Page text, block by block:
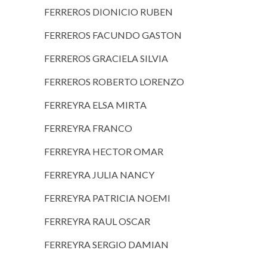
FERREROS DIONICIO RUBEN
FERREROS FACUNDO GASTON
FERREROS GRACIELA SILVIA
FERREROS ROBERTO LORENZO
FERREYRA ELSA MIRTA
FERREYRA FRANCO
FERREYRA HECTOR OMAR
FERREYRA JULIA NANCY
FERREYRA PATRICIA NOEMI
FERREYRA RAUL OSCAR
FERREYRA SERGIO DAMIAN